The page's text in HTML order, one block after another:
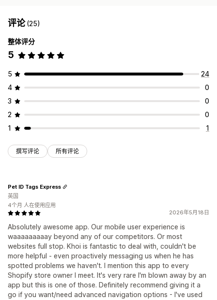
评论(25)
整体评分
5
5
24
4
0
3
0
2
0
1
1
撰写评论 所有评论
2026年5月18日
Absolutely awesome app. Our mobile user experience is
waaaaaaaaay beyond any of our competitors. Or most
websites full stop. Khoi is fantastic to deal with, couldn't be
more helpful - even proactively messaging us when he has
spotted problems we haven't. I mention this app to every
Shopify store owner I meet. It's very rare I'm blown away by an
app but this is one of those. Definitely recommend giving it a
go if you want/need advanced navigation options - I've used
Pet ID Tags Express
英国
4个月 人在使用应用